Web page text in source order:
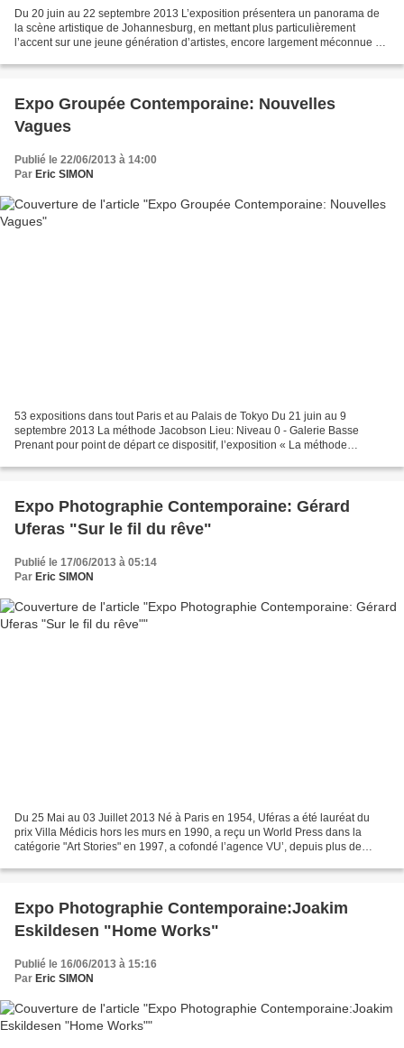
Du 20 juin au 22 septembre 2013 L’exposition présentera un panorama de
la scène artistique de Johannesburg, en mettant plus particulièrement
l’accent sur une jeune génération d’artistes, encore largement méconnue en
Expo Groupée Contemporaine: Nouvelles
Vagues
Publié le 22/06/2013 à 14:00
Par Eric SIMON
53 expositions dans tout Paris et au Palais de Tokyo Du 21 juin au 9
septembre 2013 La méthode Jacobson Lieu: Niveau 0 - Galerie Basse
Prenant pour point de départ ce dispositif, l’exposition « La méthode
Expo Photographie Contemporaine: Gérard
Uferas "Sur le fil du rêve"
Publié le 17/06/2013 à 05:14
Par Eric SIMON
Du 25 Mai au 03 Juillet 2013 Né à Paris en 1954, Uféras a été lauréat du
prix Villa Médicis hors les murs en 1990, a reçu un World Press dans la
catégorie "Art Stories" en 1997, a cofondé l’agence VU’, depuis plus de
Expo Photographie Contemporaine:Joakim
Eskildesen "Home Works"
Publié le 16/06/2013 à 15:16
Par Eric SIMON